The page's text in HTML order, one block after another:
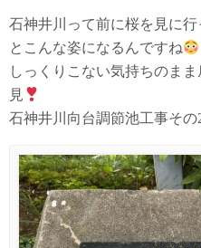
石神井川って前に桜を見に
とこんな姿になるんですね
しっくりこない気持ちのま
見
石神井川向台調節池工事その